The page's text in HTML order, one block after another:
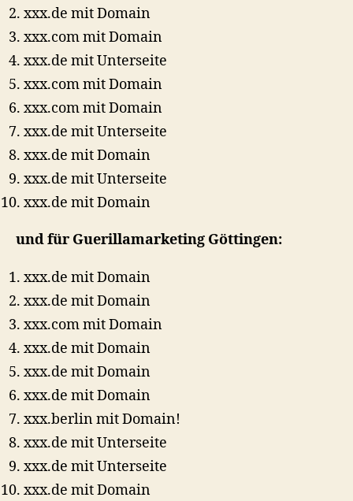
xxx.de mit Domain
xxx.com mit Domain
xxx.de mit Unterseite
xxx.com mit Domain
xxx.com mit Domain
xxx.de mit Unterseite
xxx.de mit Domain
xxx.de mit Unterseite
xxx.de mit Domain
und für Guerillamarketing Göttingen:
xxx.de mit Domain
xxx.de mit Domain
xxx.com mit Domain
xxx.de mit Domain
xxx.de mit Domain
xxx.de mit Domain
xxx.berlin mit Domain!
xxx.de mit Unterseite
xxx.de mit Unterseite
xxx.de mit Domain